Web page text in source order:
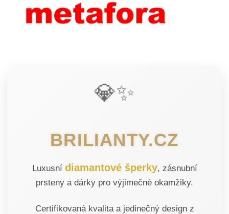
💎✨
BRILIANTY.CZ
Luxusní diamantové šperky, zásnubní
prsteny a dárky pro výjimečné okamžiky.
Certifikovaná kvalita a jedinečný design z